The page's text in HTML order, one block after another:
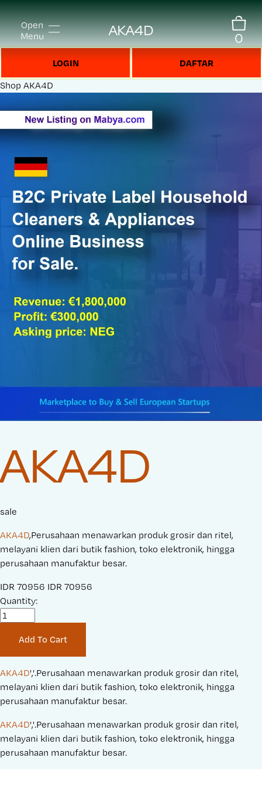
Open
Menu
AKA4D 0
LOGIN DAFTAR
Shop AKA4D
AKA4D
sale
AKA4D,Perusahaan menawarkan produk grosir dan ritel,
melayani klien dari butik fashion, toko elektronik, hingga
perusahaan manufaktur besar.
S
a
r
i
c
e
IDR 70956 O
n
a
l
P
i
c
e
IDR 70956
Quantity:
Add To Cart
AKA4D','.Perusahaan menawarkan produk grosir dan ritel,
melayani klien dari butik fashion, toko elektronik, hingga
perusahaan manufaktur besar.
AKA4D','.Perusahaan menawarkan produk grosir dan ritel,
melayani klien dari butik fashion, toko elektronik, hingga
perusahaan manufaktur besar.